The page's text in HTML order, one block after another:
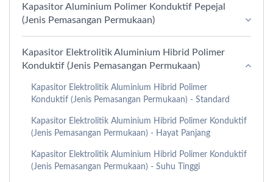
Kapasitor Aluminium Polimer Konduktif Pepejal
(Jenis Pemasangan Permukaan)
Kapasitor Elektrolitik Aluminium Hibrid Polimer
Konduktif (Jenis Pemasangan Permukaan)
Kapasitor Elektrolitik Aluminium Hibrid Polimer
Konduktif (Jenis Pemasangan Permukaan) - Standard
Kapasitor Elektrolitik Aluminium Hibrid Polimer Konduktif
(Jenis Pemasangan Permukaan) - Hayat Panjang
Kapasitor Elektrolitik Aluminium Hibrid Polimer Konduktif
(Jenis Pemasangan Permukaan) - Suhu Tinggi